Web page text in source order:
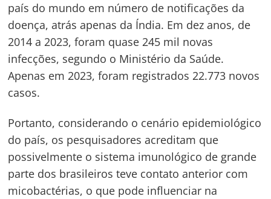
país do mundo em número de notificações da
doença, atrás apenas da Índia. Em dez anos, de
2014 a 2023, foram quase 245 mil novas
infecções, segundo o Ministério da Saúde.
Apenas em 2023, foram registrados 22.773 novos
casos.
Portanto, considerando o cenário epidemiológico
do país, os pesquisadores acreditam que
possivelmente o sistema imunológico de grande
parte dos brasileiros teve contato anterior com
micobactérias, o que pode influenciar na